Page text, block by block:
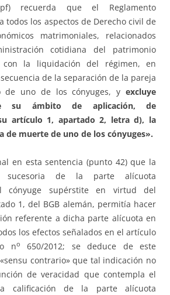
recuerda que el Reglamento
todos los aspectos de Derecho civil de
matrimoniales, relacionados
cotidiana del patrimonio
con la liquidación del régimen, en
de la separación de la pareja
de uno de los cónyuges, y excluye
su ámbito de aplicación, de
artículo 1, apartado 2, letra d), la
de muerte de uno de los cónyuges».
en esta sentencia (punto 42) que la
sucesoria de la parte alícuota
cónyuge supérstite en virtud del
1, del BGB alemán, permitía hacer
referente a dicha parte alícuota en
los efectos señalados en el artículo
no
650/2012; se deduce de este
contrario» que tal indicación no
de veracidad que contempla el
calificación de la parte alícuota